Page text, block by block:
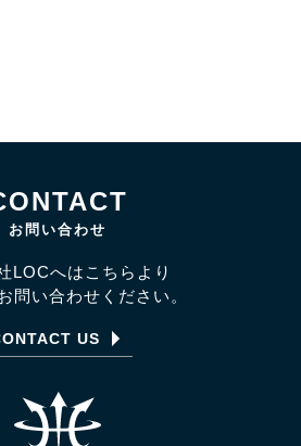
お問い合わせ
LOCへはこちらより
問い合わせください。
US